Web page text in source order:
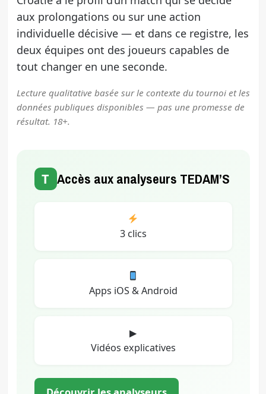
aux prolongations ou sur une action
individuelle décisive — et dans ce registre, les
deux équipes ont des joueurs capables de
tout changer en une seconde.
Lecture qualitative basée sur le contexte du tournoi et les
données publiques disponibles — pas une promesse de
résultat. 18+.
T Accès aux analyseurs TEDAM’S
3 clics
Apps iOS & Android
▶
Vidéos explicatives